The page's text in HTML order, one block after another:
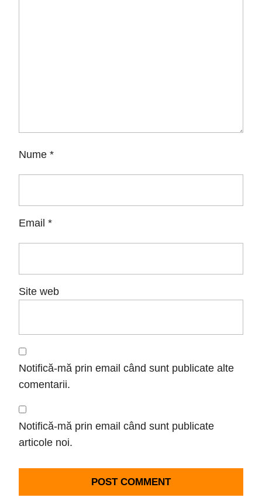
Nume *
Email *
Site web
Notifică-mă prin email când sunt publicate alte
comentarii.
Notifică-mă prin email când sunt publicate
articole noi.